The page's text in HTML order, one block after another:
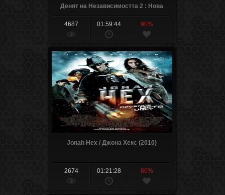
Денят на Независимостта 2 : Нова
заплаха (2016)
4687
01:59:44 90%
Jonah Hex / Джона Хекс (2010)
2674 01:21:28 80%